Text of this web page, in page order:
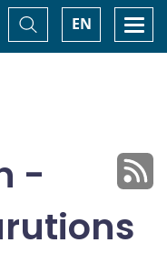
EN
Basculer
la
recherche
-